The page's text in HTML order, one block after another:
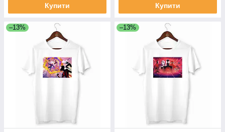
Купити Купити
–13% –13%